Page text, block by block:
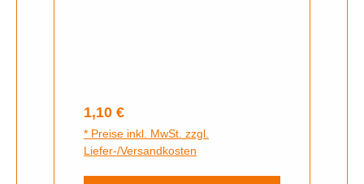
Regulärer Preis:
1,10 €
* Preise inkl. MwSt. zzgl.
Liefer-/Versandkosten